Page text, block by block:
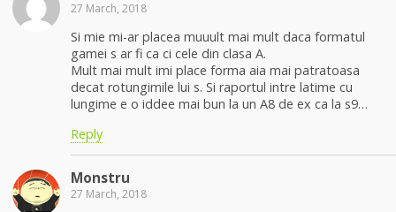
27 March, 2018
Si mie mi-ar placea muuult mai mult daca formatul
gamei s ar fi ca ci cele din clasa A.
Mult mai mult imi place forma aia mai patratoasa
decat rotungimile lui s. Si raportul intre latime cu
lungime e o iddee mai bun la un A8 de ex ca la s9…
Reply
Monstru
27 March, 2018